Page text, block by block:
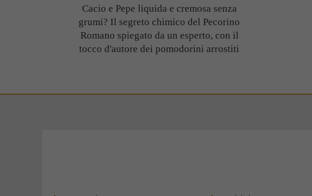
Cacio e Pepe liquida e cremosa senza
grumi? Il segreto chimico del Pecorino
Romano spiegato da un esperto, con il
tocco d'autore dei pomodorini arrostiti